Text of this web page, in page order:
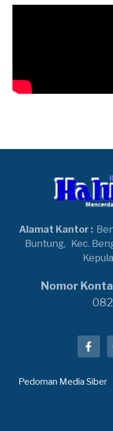
Alamat Kantor :
Buntung, Kec.
Nomor
Pedoman Media Siber